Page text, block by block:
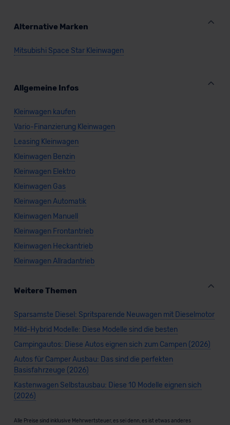
unserem Datenschutzbeauftragten unter
Alternative Marken
Mitsubishi Space Star Kleinwagen
Allgemeine Infos
Kleinwagen kaufen
Vario-Finanzierung Kleinwagen
Leasing Kleinwagen
Kleinwagen Benzin
Kleinwagen Elektro
Kleinwagen Gas
Kleinwagen Automatik
Kleinwagen Manuell
Kleinwagen Frontantrieb
Kleinwagen Heckantrieb
Kleinwagen Allradantrieb
Weitere Themen
Sparsamste Diesel: Spritsparende Neuwagen mit Dieselmotor
Mild-Hybrid Modelle: Diese Modelle sind die besten
Campingautos: Diese Autos eignen sich zum Campen (2026)
Autos für Camper Ausbau: Das sind die perfekten
Basisfahrzeuge (2026)
Kastenwagen Selbstausbau: Diese 10 Modelle eignen sich
(2026)
Alle Preise sind inklusive Mehrwertsteuer, es sei denn, es ist etwas anderes